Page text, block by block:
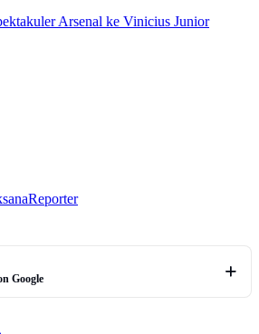
Arsenal ke Vinicius Junior
Reporter
Google